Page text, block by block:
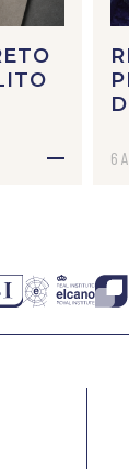
6